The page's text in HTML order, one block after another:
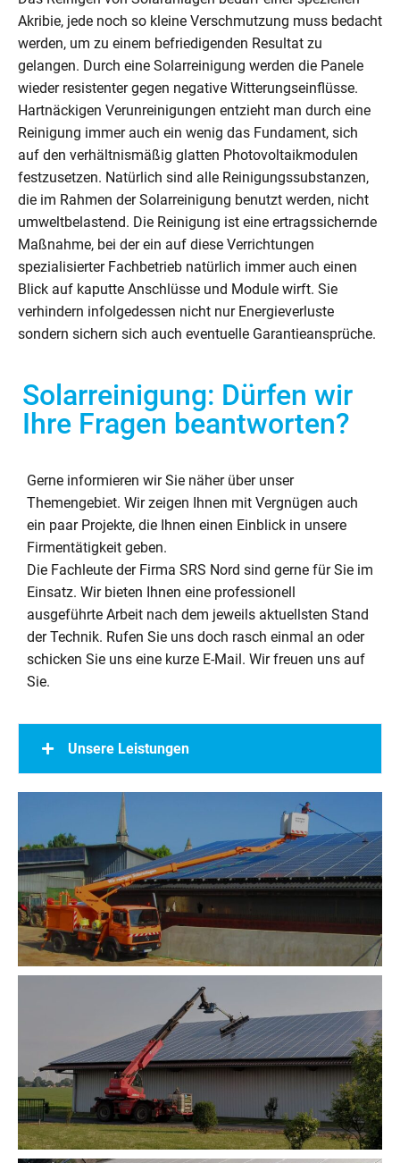
Akribie, jede noch so kleine Verschmutzung muss bedacht
werden, um zu einem befriedigenden Resultat zu
gelangen. Durch eine Solarreinigung werden die Panele
wieder resistenter gegen negative Witterungseinflüsse.
Hartnäckigen Verunreinigungen entzieht man durch eine
Reinigung immer auch ein wenig das Fundament, sich
auf den verhältnismäßig glatten Photovoltaikmodulen
festzusetzen. Natürlich sind alle Reinigungssubstanzen,
die im Rahmen der Solarreinigung benutzt werden, nicht
umweltbelastend. Die Reinigung ist eine ertragssichernde
Maßnahme, bei der ein auf diese Verrichtungen
spezialisierter Fachbetrieb natürlich immer auch einen
Blick auf kaputte Anschlüsse und Module wirft. Sie
verhindern infolgedessen nicht nur Energieverluste
sondern sichern sich auch eventuelle Garantieansprüche.
Solarreinigung: Dürfen wir
Ihre Fragen beantworten?
Gerne informieren wir Sie näher über unser
Themengebiet. Wir zeigen Ihnen mit Vergnügen auch
ein paar Projekte, die Ihnen einen Einblick in unsere
Firmentätigkeit geben.
Die Fachleute der Firma SRS Nord sind gerne für Sie im
Einsatz. Wir bieten Ihnen eine professionell
ausgeführte Arbeit nach dem jeweils aktuellsten Stand
der Technik. Rufen Sie uns doch rasch einmal an oder
schicken Sie uns eine kurze E-Mail. Wir freuen uns auf
Sie.
Unsere Leistungen